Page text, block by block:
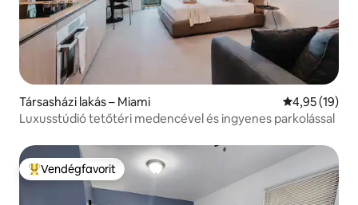
Társasházi lakás – Miami Átlagos
4,95 (19)
Luxusstúdió tetőtéri medencével és ingyenes parkolással
Kiemelt vendégfavorit
Vendégfavorit